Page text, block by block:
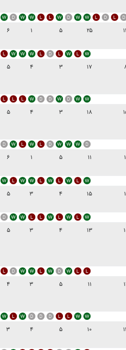
۶ ۱ ۵ ۲۵
۵ ۴ ۳ ۱۷
۵ ۴ ۳ ۱۸
۶ ۱ ۵ ۱۱
۵ ۳ ۴ ۱۵
۵ ۳ ۴ ۱۳
۴ ۳ ۵ ۱۱
۳ ۴ ۵ ۱۰